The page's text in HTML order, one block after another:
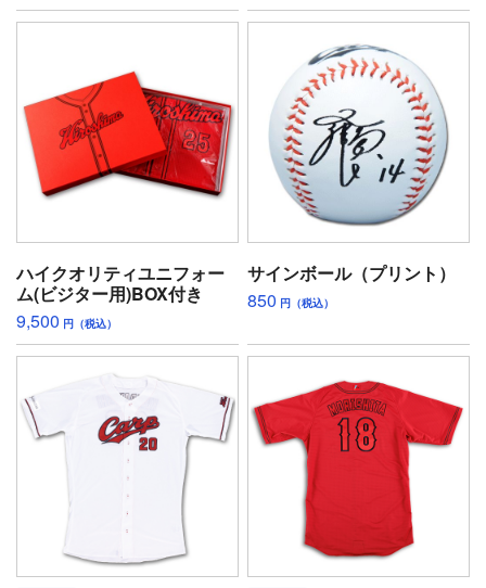
ハイクオリティユニフォー
ム(ビジター用)BOX付き
9,500 円（税込）
サインボール（プリント）
850 円（税込）